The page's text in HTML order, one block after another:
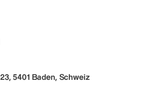
5401 Baden, Schweiz